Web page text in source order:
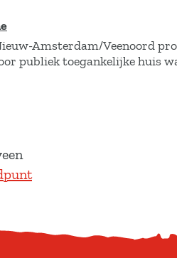
Amsterdam/Veenoord
publiek toegankelijke huis